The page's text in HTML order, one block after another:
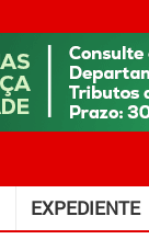
EXPEDIENTE